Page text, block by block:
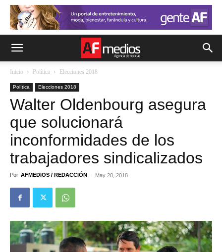
Inicio Política Elecciones 2018
Política Elecciones 2018
Walter Oldenbourg asegura
que solucionará
inconformidades de los
trabajadores sindicalizados
Por AFMEDIOS / REDACCIÓN - May 20, 2018